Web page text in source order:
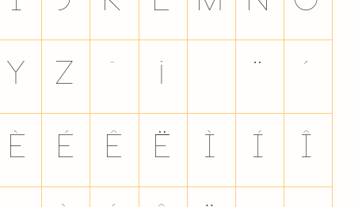
y z ¡
È É Ê Ë Ì Í Î